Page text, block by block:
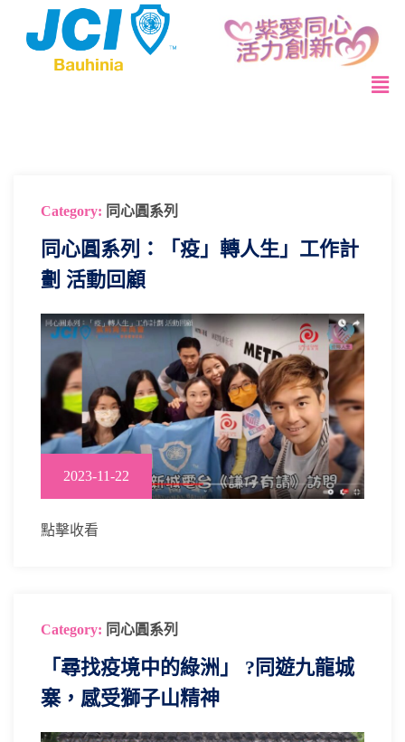
Category: 同心圓系列
同心圓系列：「疫」轉人生」工作計
劃 活動回顧
2023-11-22
點擊收看
Category: 同心圓系列
「尋找疫境中的綠洲」 ?同遊九龍城
寨，感受獅子山精神